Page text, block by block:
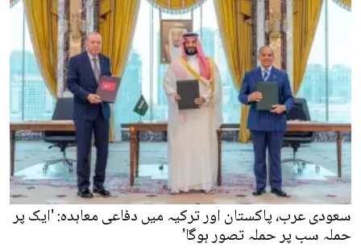
سعودی عرب، پاکستان اور ترکیہ میں دفاعی معاہدہ: 'ایک پر
حملہ سب پر حملہ تصور ہوگا'